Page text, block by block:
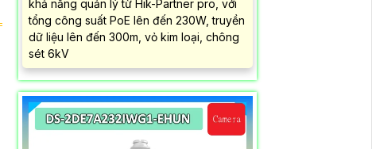
khả năng quản lý từ Hik-Partner pro, với
tổng công suất PoE lên đến 230W, truyền
dữ liệu lên đến 300m, vỏ kim loại, chông
sét 6kV